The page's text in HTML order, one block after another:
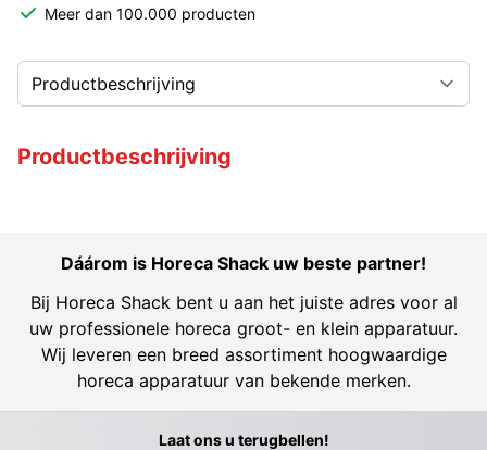
Meer dan 100.000 producten
Productbeschrijving
Dáárom is Horeca Shack uw beste partner!
Bij Horeca Shack bent u aan het juiste adres voor al
uw professionele horeca groot- en klein apparatuur.
Wij leveren een breed assortiment hoogwaardige
horeca apparatuur van bekende merken.
Laat ons u terugbellen!